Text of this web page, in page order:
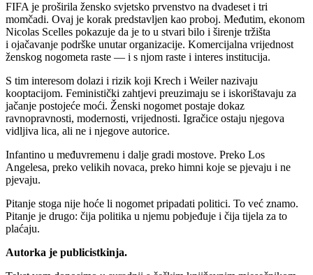
FIFA je proširila žensko svjetsko prvenstvo na dvadeset i tri
momčadi. Ovaj je korak predstavljen kao proboj. Međutim, ekonom
Nicolas Scelles pokazuje da je to u stvari bilo i širenje tržišta
i ojačavanje podrške unutar organizacije. Komercijalna vrijednost
ženskog nogometa raste — i s njom raste i interes institucija.
S tim interesom dolazi i rizik koji Krech i Weiler nazivaju
kooptacijom. Feministički zahtjevi preuzimaju se i iskorištavaju za
jačanje postojeće moći. Ženski nogomet postaje dokaz
ravnopravnosti, modernosti, vrijednosti. Igračice ostaju njegova
vidljiva lica, ali ne i njegove autorice.
Infantino u međuvremenu i dalje gradi mostove. Preko Los
Angelesa, preko velikih novaca, preko himni koje se pjevaju i ne
pjevaju.
Pitanje stoga nije hoće li nogomet pripadati politici. To već znamo.
Pitanje je drugo: čija politika u njemu pobjeđuje i čija tijela za to
plaćaju.
Autorka je publicistkinja.